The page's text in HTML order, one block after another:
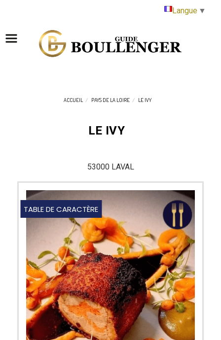
ACCUEIL PAYS DE LA LOIRE LE IVY
TABLE DE CARACTÈRE
LE IVY
53000 LAVAL
Langue ▼